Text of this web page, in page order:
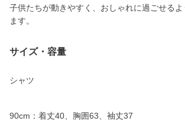
子供たちが動きやすく、おしゃれに過ごせる
ます。
サイズ・容量
シャツ
90cm：着丈40、胸囲63、袖丈37